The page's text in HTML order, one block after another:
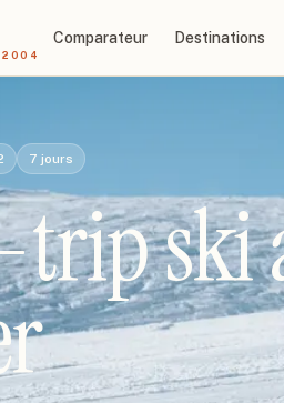
2004
Comparateur Destinations
7 jours
ski